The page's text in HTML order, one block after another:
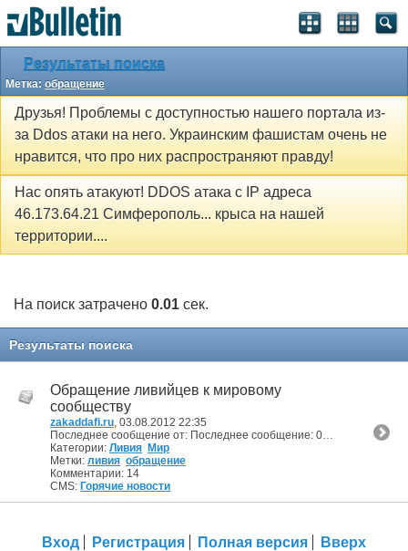
Результаты поиска
Метка: обращение
Друзья! Проблемы с доступностью нашего портала из-
за Ddos атаки на него. Украинским фашистам очень не
нравится, что про них распространяют правду!
Нас опять атакуют! DDOS атака с IP адреса
46.173.64.21 Симферополь... крыса на нашей
территории....
На поиск затрачено 0.01 сек.
Результаты поиска
Обращение ливийцев к мировому
сообществу
zakaddafi.ru , 03.08.2012 22:35
Последнее сообщение от: Последнее сообщение: 08.08.2012 12:01
Категории: Ливия Мир
Метки: ливия обращение
Комментарии: 14
CMS: Горячие новости
Вход Регистрация Полная версия Вверх